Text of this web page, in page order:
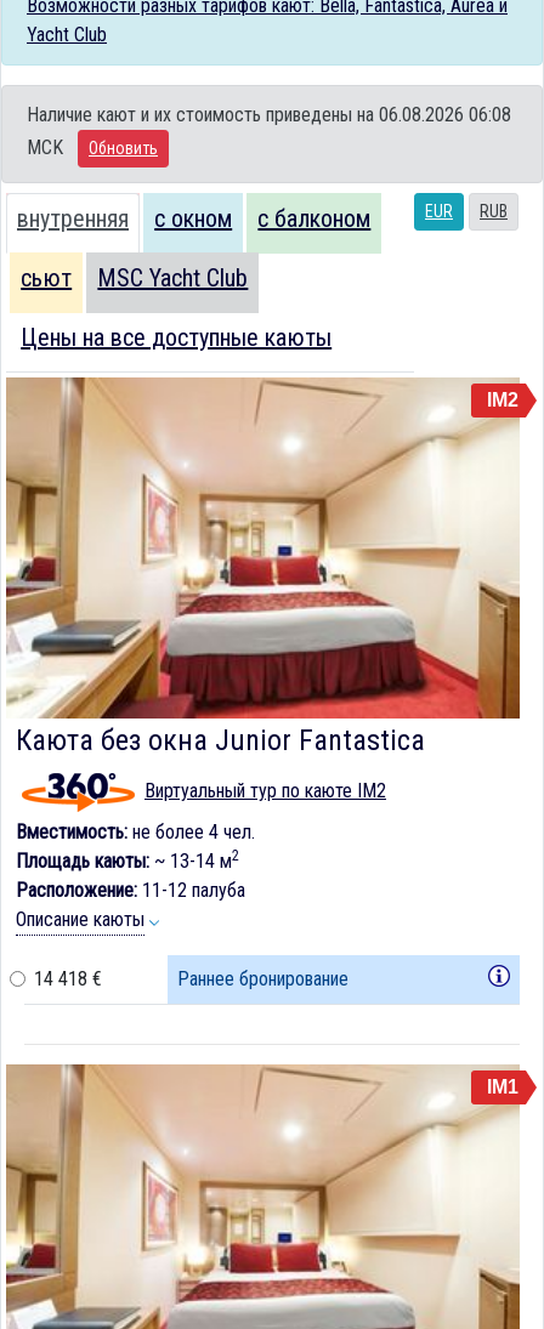
Возможности разных тарифов кают: Bella, Fantastica, Aurea и
Yacht Club
Наличие кают и их стоимость приведены на 06.08.2026 06:08
MCK
Обновить
EUR RUB
внутренняя с окном с балконом
сьют MSC Yacht Club
Цены на все доступные каюты
IM2
Каюта без окна Junior Fantastica
Виртуальный тур по каюте IM2
Вместимость: не более 4 чел.
Площадь каюты: ~ 13-14 м2
Расположение: 11-12 палуба
Описание каюты
14 418 € Раннее бронирование
IM1